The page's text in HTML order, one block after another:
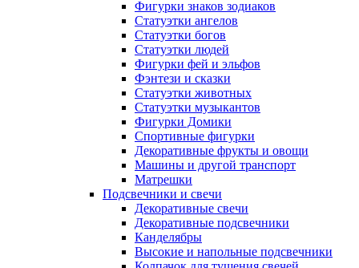
Фигурки знаков зодиаков
Статуэтки ангелов
Статуэтки богов
Статуэтки людей
Фигурки фей и эльфов
Фэнтези и сказки
Статуэтки животных
Статуэтки музыкантов
Фигурки Домики
Спортивные фигурки
Декоративные фрукты и овощи
Машины и другой транспорт
Матрешки
Подсвечники и свечи
Декоративные свечи
Декоративные подсвечники
Канделябры
Высокие и напольные подсвечники